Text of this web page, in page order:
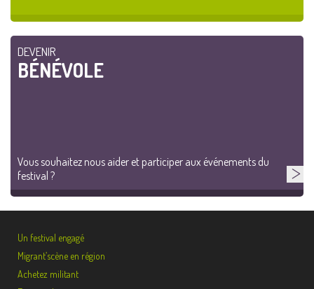
DEVENIR
BÉNÉVOLE
Vous souhaitez nous aider et participer aux événements du
festival ?
Un festival engagé
Migrant’scène en région
Achetez militant